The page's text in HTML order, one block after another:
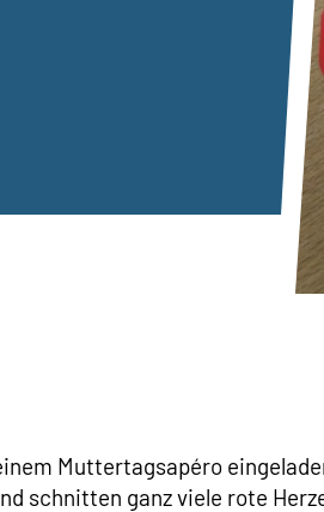
Muttertagsapéro
schnitten ganz viele rote